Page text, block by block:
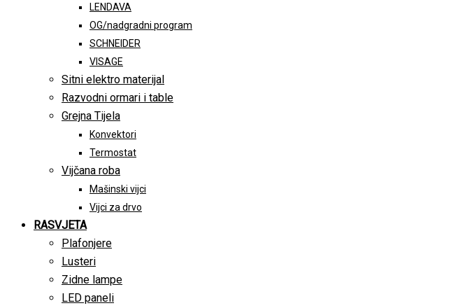
LENDAVA
OG/nadgradni program
SCHNEIDER
VISAGE
Sitni elektro materijal
Razvodni ormari i table
Grejna Tijela
Konvektori
Termostat
Vijčana roba
Mašinski vijci
Vijci za drvo
RASVJETA
Plafonjere
Lusteri
Zidne lampe
LED paneli